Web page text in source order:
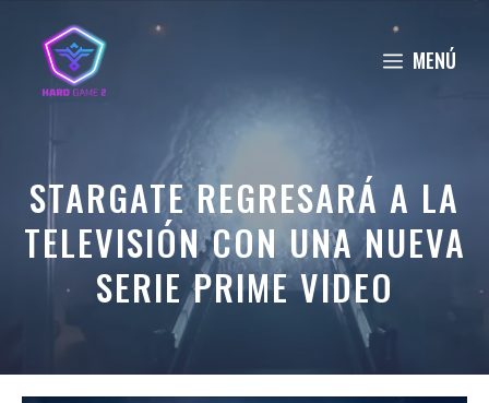
contenido
MENÚ
STARGATE REGRESARÁ A LA
TELEVISIÓN CON UNA NUEVA
SERIE PRIME VIDEO